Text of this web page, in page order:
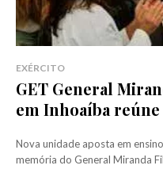
EXÉRCITO
GET General
em Inhoaíba
Nova unidade aposta em
memória do General Miranda